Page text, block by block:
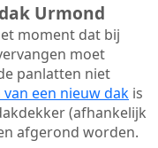
Urmond
moment dat bij
moet
panlatten niet
van een nieuw dak is
(afhankelijk
afgerond worden.